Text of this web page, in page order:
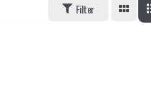
Filter